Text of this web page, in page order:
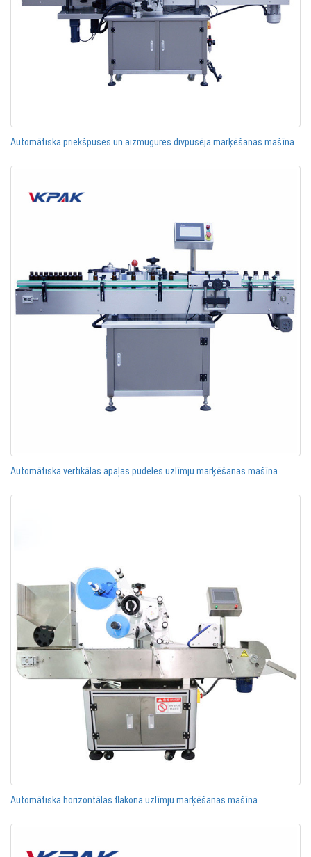
Automātiska priekšpuses un aizmugures divpusēja marķēšanas mašīna
Automātiska vertikālas apaļas pudeles uzlīmju marķēšanas mašīna
Automātiska horizontālas flakona uzlīmju marķēšanas mašīna